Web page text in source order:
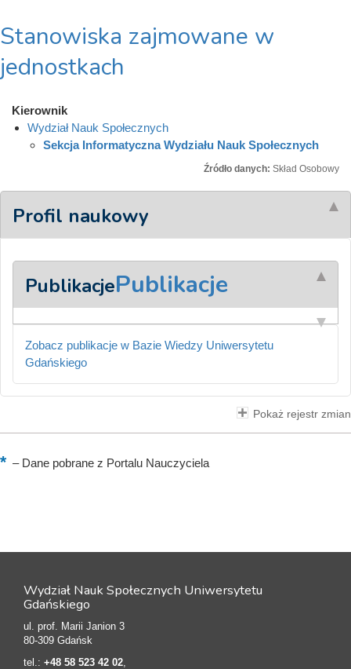
Stanowiska zajmowane w
jednostkach
Kierownik
Wydział Nauk Społecznych
Sekcja Informatyczna Wydziału Nauk Społecznych
Źródło danych: Skład Osobowy
Profil naukowy
PublikacjePublikacje
Zobacz publikacje w Bazie Wiedzy Uniwersytetu
Gdańskiego
Pokaż rejestr zmian
–Dane pobrane z Portalu Nauczyciela
Wydział Nauk Społecznych Uniwersytetu
Gdańskiego
ul. prof. Marii Janion 3
80-309 Gdańsk
tel.: +48 58 523 42 02,